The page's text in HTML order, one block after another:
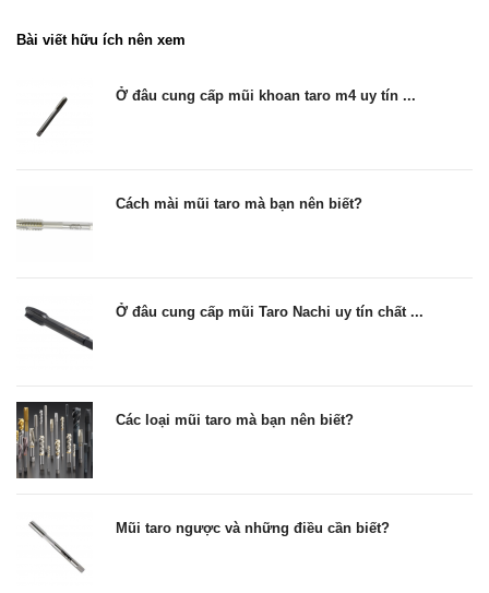
Bài viết hữu ích nên xem
Ở đâu cung cấp mũi khoan taro m4 uy tín ...
Cách mài mũi taro mà bạn nên biết?
Ở đâu cung cấp mũi Taro Nachi uy tín chất ...
Các loại mũi taro mà bạn nên biết?
Mũi taro ngược và những điều cần biết?